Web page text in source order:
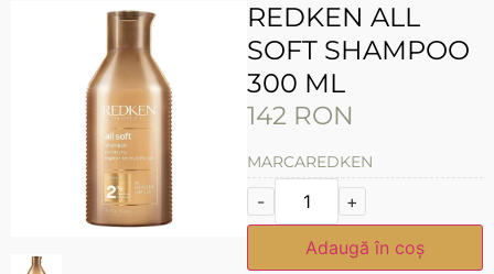
REDKEN ALL
SOFT SHAMPOO
300 ML
142 RON
MARCAREDKEN
- +
Adaugă în coș